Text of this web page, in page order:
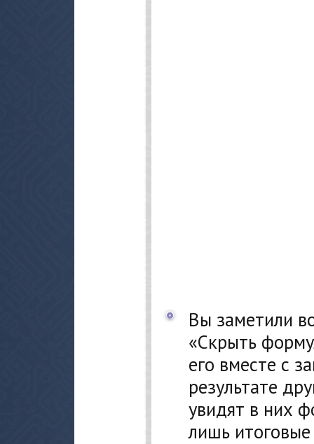
Вы заметили
«Скрыть
его вместе с
результате
увидят в них
лишь итоговые